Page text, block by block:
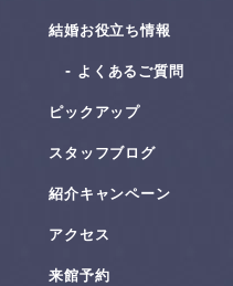
結婚お役⽴ち情報
よくあるご質問
ピックアップ
スタッフブログ
紹介キャンペーン
アクセス
来館予約